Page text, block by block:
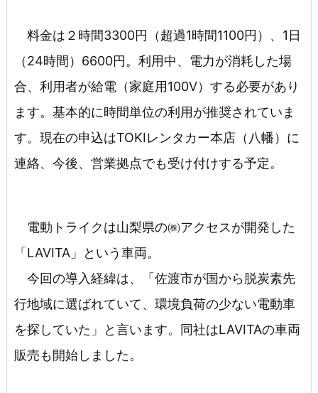
料金は２時間3300円（超過1時間1100円）、1日
（24時間）6600円。利用中、電力が消耗した場
合、利用者が給電（家庭用100V）する必要があり
ます。基本的に時間単位の利用が推奨されていま
す。現在の申込はTOKIレンタカー本店（八幡）に
連絡、今後、営業拠点でも受け付けする予定。
電動トライクは山梨県の㈱アクセスが開発した
「LAVITA」という車両。
今回の導入経緯は、「佐渡市が国から脱炭素先
行地域に選ばれていて、環境負荷の少ない電動車
を探していた」と言います。同社はLAVITAの車両
販売も開始しました。